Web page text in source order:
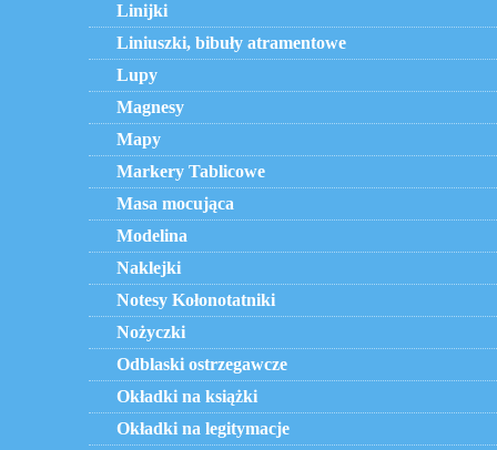
Linijki
Liniuszki, bibuły atramentowe
Lupy
Magnesy
Mapy
Markery Tablicowe
Masa mocująca
Modelina
Naklejki
Notesy Kołonotatniki
Nożyczki
Odblaski ostrzegawcze
Okładki na książki
Okładki na legitymacje